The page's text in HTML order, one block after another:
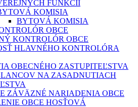
FUNKCIÍ
KOMISIA
BYTOVÁ KOMISIA
OBCE
KONTROLÓR OBCE
HLAVNÉHO KONTROLÓRA
OBECNÉHO ZASTUPITEĽSTVA
NA ZASADNUTIACH
ZÁVÄZNÉ NARIADENIA OBCE
OBCE HOSŤOVÁ